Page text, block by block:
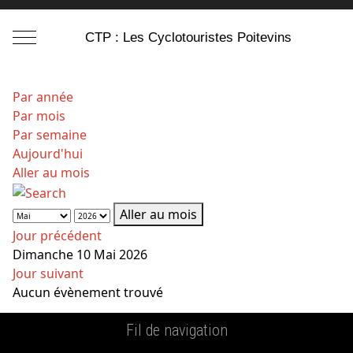
Mobile Menu ToggleCTP : Les Cyclotouristes Poitevins
Par année
Par mois
Par semaine
Aujourd'hui
Aller au mois
Aller au mois
Jour précédent
Dimanche 10 Mai 2026
Jour suivant
Aucun évènement trouvé
Fil de navigation